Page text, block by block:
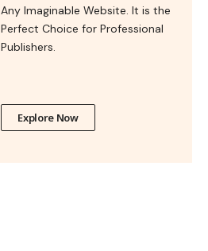
Any Imaginable Website. It is the
Perfect Choice for Professional
Publishers.
Explore Now